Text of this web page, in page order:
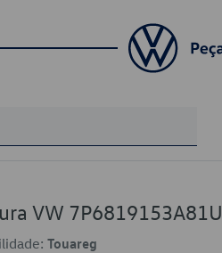
VW 7P6819153A81U
Touareg